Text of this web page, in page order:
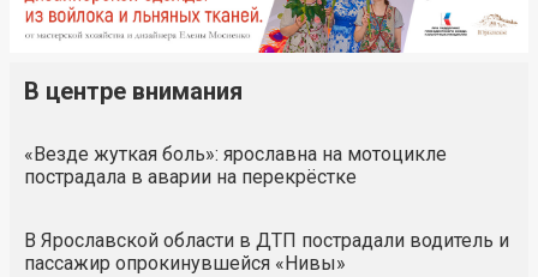
В центре внимания
«Везде жуткая боль»: ярославна на мотоцикле
пострадала в аварии на перекрёстке
В Ярославской области в ДТП пострадали водитель и
пассажир опрокинувшейся «Нивы»